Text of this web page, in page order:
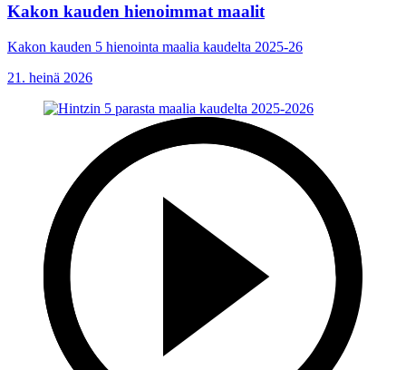
Kakon kauden hienoimmat maalit
Kakon kauden 5 hienointa maalia kaudelta 2025-26
21. heinä 2026